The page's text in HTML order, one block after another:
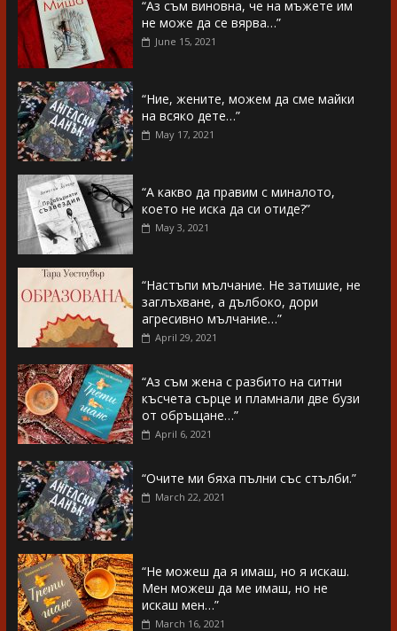
“Аз съм виновна, че на мъжете им
не може да се вярва…”
June 15, 2021
“Ние, жените, можем да сме майки
на всяко дете…”
May 17, 2021
“А какво да правим с миналото,
което не иска да си отиде?”
May 3, 2021
“Настъпи мълчание. Не затишие, не
заглъхване, а дълбоко, дори
агресивно мълчание…”
April 29, 2021
“Аз съм жена с разбито на ситни
късчета сърце и пламнали две бузи
от обръщане…”
April 6, 2021
“Очите ми бяха пълни със стълби.”
March 22, 2021
“Не можеш да я имаш, но я искаш.
Мен можеш да ме имаш, но не
искаш мен…”
March 16, 2021